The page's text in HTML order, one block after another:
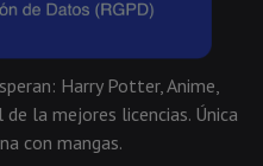
Harry Potter, Anime,
la mejores licencias. Única
con mangas.